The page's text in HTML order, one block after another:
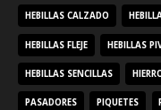
HEBILLAS CALZADO
HEBILLAS FLEJE HEBILLAS
HEBILLAS SENCILLAS
PASADORES PIQUETES